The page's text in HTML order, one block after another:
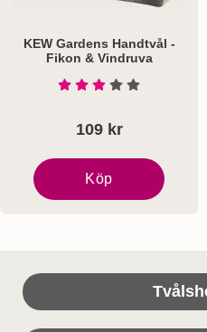
KEW Gardens Handtvål -
Fikon & Vindruva
Art. nr 5467 Betyg: 3 Stjärnor av 5
109 kr
Köp
KEW Gardens Handtvål
Sidfot Blandad